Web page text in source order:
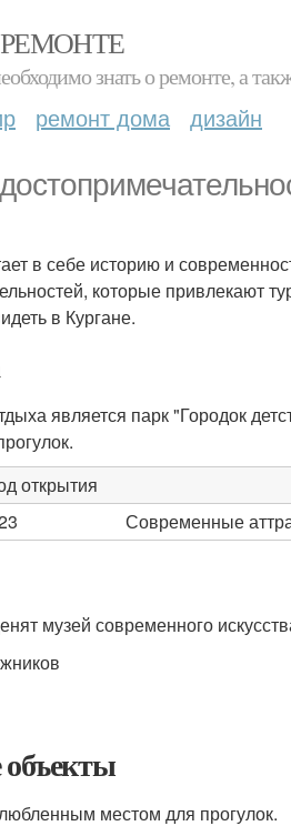
знать о ремонте, а
ремонт дома дизайн
в себе историю и
которые привлекают
в Кургане.
является парк "Городок
открытия
Современные
музей современного
местом для прогулок.